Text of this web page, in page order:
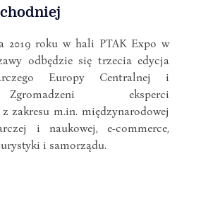
2019 roku w hali PTAK Expo w
odbędzie się trzecia edycja
Europy Centralnej i
eksperci
zakresu m.in. międzynarodowej
i naukowej, e-commerce,
i samorządu.